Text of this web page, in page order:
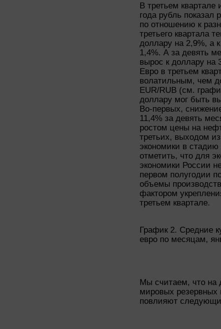
В третьем квартале
года рубль показал
по отношению к
третьего квартала
доллару на 2,9%, а
1,4%. А за девять
вырос к доллару на
Евро в третьем
волатильным, чем
EUR/RUB (см.
доллару мог быть
Во-первых,
11,4% за девять
ростом цены на
третьих, выходом
экономики в стадию
отметить, что для
экономики России
первом полугодии
объемы
фактором
третьем квартале.
График 2. Средние
евро по месяцам,
Мы считаем, что на
мировых резервных
повлияют